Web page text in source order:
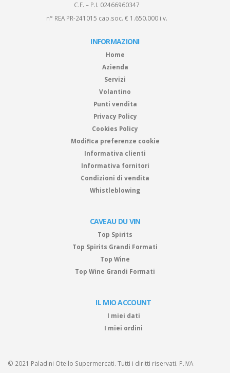
C.F. – P.I. 02466960347
n° REA PR-241015 cap.soc. € 1.650.000 i.v.
INFORMAZIONI
Home
Azienda
Servizi
Volantino
Punti vendita
Privacy Policy
Cookies Policy
Modifica preferenze cookie
Informativa clienti
Informativa fornitori
Condizioni di vendita
Whistleblowing
CAVEAU DU VIN
Top Spirits
Top Spirits Grandi Formati
Top Wine
Top Wine Grandi Formati
IL MIO ACCOUNT
I miei dati
I miei ordini
© 2021 Paladini Otello Supermercati. Tutti i diritti riservati. P.IVA